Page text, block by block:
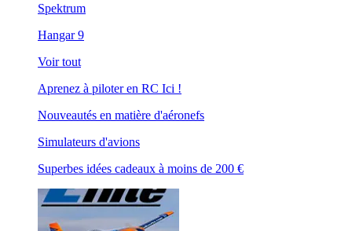
Spektrum
Hangar 9
Voir tout
Aprenez à piloter en RC Ici !
Nouveautés en matière d'aéronefs
Simulateurs d'avions
Superbes idées cadeaux à moins de 200 €